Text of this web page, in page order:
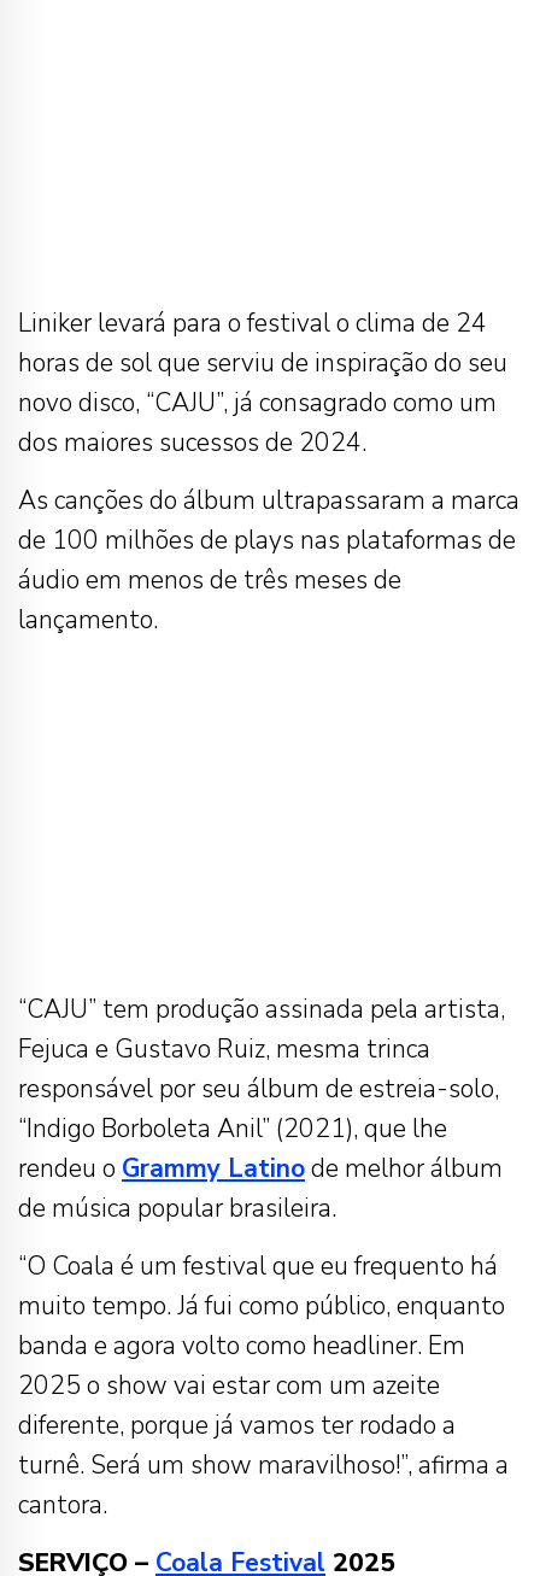
Liniker levará para o festival o clima de 24
horas de sol que serviu de inspiração do seu
novo disco, “CAJU”, já consagrado como um
dos maiores sucessos de 2024.
As canções do álbum ultrapassaram a marca
de 100 milhões de plays nas plataformas de
áudio em menos de três meses de
lançamento.
“CAJU” tem produção assinada pela artista,
Fejuca e Gustavo Ruiz, mesma trinca
responsável por seu álbum de estreia-solo,
“Indigo Borboleta Anil” (2021), que lhe
rendeu o Grammy Latinode melhor álbum
de música popular brasileira.
“O Coala é um festival que eu frequento há
muito tempo. Já fui como público, enquanto
banda e agora volto como headliner. Em
2025 o show vai estar com um azeite
diferente, porque já vamos ter rodado a
turnê. Será um show maravilhoso!”, afirma a
cantora.
SERVIÇO – Coala Festival 2025